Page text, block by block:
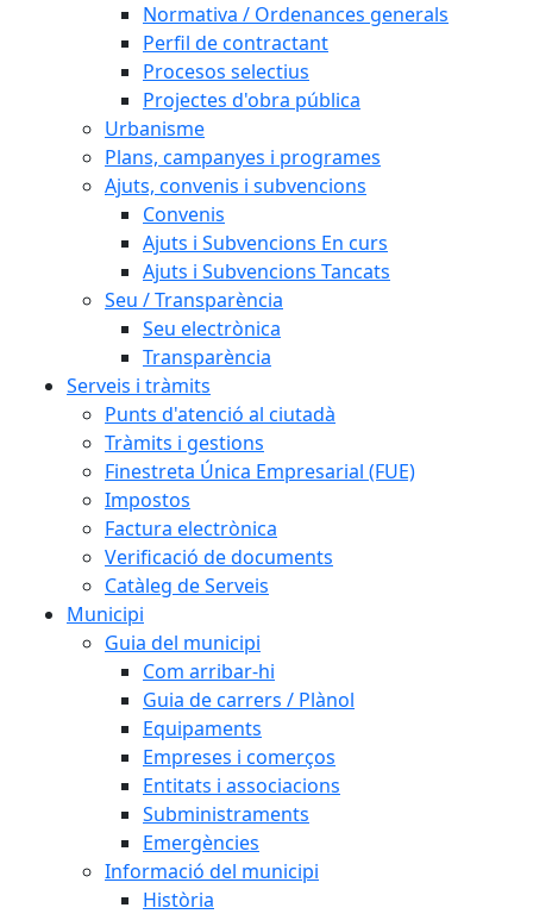
Normativa / Ordenances generals
Perfil de contractant
Procesos selectius
Projectes d'obra pública
Urbanisme
Plans, campanyes i programes
Ajuts, convenis i subvencions
Convenis
Ajuts i Subvencions En curs
Ajuts i Subvencions Tancats
Seu / Transparència
Seu electrònica
Transparència
Serveis i tràmits
Punts d'atenció al ciutadà
Tràmits i gestions
Finestreta Única Empresarial (FUE)
Impostos
Factura electrònica
Verificació de documents
Catàleg de Serveis
Municipi
Guia del municipi
Com arribar-hi
Guia de carrers / Plànol
Equipaments
Empreses i comerços
Entitats i associacions
Subministraments
Emergències
Informació del municipi
Història